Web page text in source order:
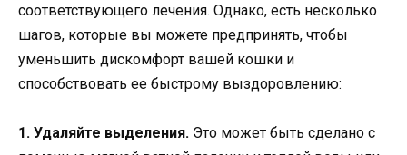
соответствующего лечения. Однако, есть несколько
шагов, которые вы можете предпринять, чтобы
уменьшить дискомфорт вашей кошки и
способствовать ее быстрому выздоровлению:
1. Удаляйте выделения. Это может быть сделано с